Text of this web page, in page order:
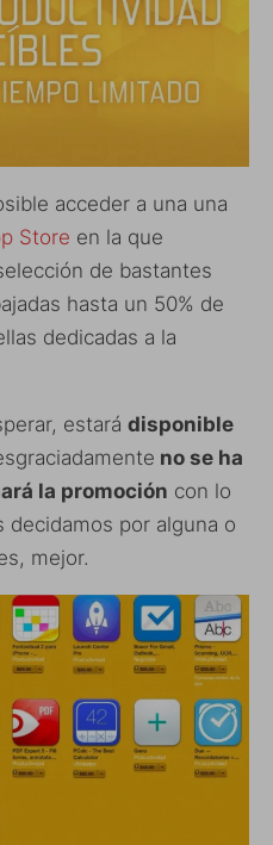
acceder a una una
Store en la que
de bastantes
hasta un 50% de
dedicadas a la
estará disponible
no se ha
la promoción con lo
decidamos por alguna o
mejor.